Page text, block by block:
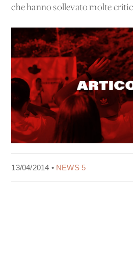
che hanno sollevato molte
13/04/2014 • NEWS 5